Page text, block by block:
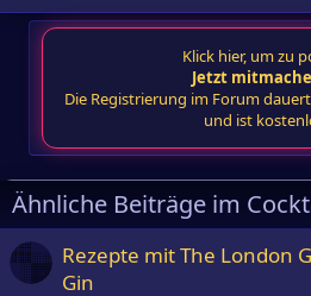
Klick hier, um zu
Jetzt
Die Registrierung im Forum
und ist
Ähnliche Beiträge im
Rezepte mit The London
Gin